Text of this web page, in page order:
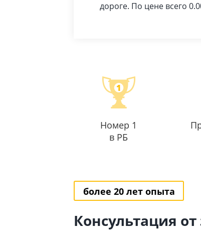
дороге. По цене всего
Номер 1
в РБ
более 20 лет опыта
Консультация от